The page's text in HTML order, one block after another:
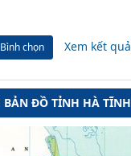
Bình chọn Xem kết quả
BẢN ĐỒ TỈNH HÀ TĨNH